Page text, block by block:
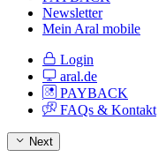
Newsletter
Mein Aral mobile
Login
aral.de
PAYBACK
FAQs & Kontakt
Next